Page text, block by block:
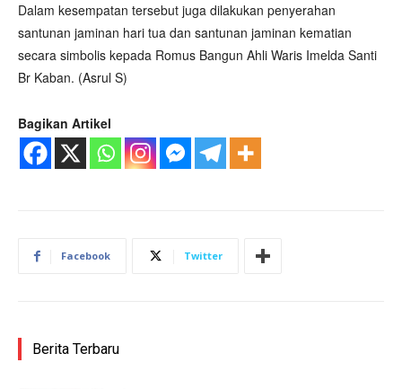
Dalam kesempatan tersebut juga dilakukan penyerahan
santunan jaminan hari tua dan santunan jaminan kematian
secara simbolis kepada Romus Bangun Ahli Waris Imelda Santi
Br Kaban. (Asrul S)
Bagikan Artikel
Facebook Twitter
Berita Terbaru